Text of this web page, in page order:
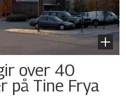
over 40
på Tine Frya